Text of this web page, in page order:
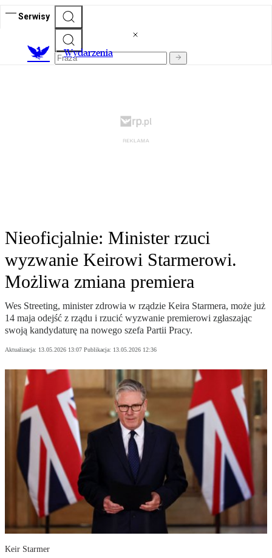
Serwisy
Wydarzenia
Nieoficjalnie: Minister rzuci
wyzwanie Keirowi Starmerowi.
Możliwa zmiana premiera
Wes Streeting, minister zdrowia w rządzie Keira Starmera, może już
14 maja odejść z rządu i rzucić wyzwanie premierowi zgłaszając
swoją kandydaturę na nowego szefa Partii Pracy.
Aktualizacja: 13.05.2026 13:07 Publikacja: 13.05.2026 12:36
Keir Starmer